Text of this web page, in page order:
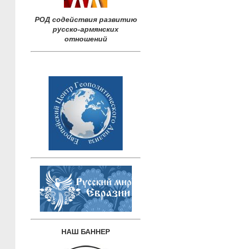
РОД содействия развитию
русско-армянских
отношений
НАШ БАННЕР